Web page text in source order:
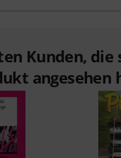
Kunden, die
angesehen